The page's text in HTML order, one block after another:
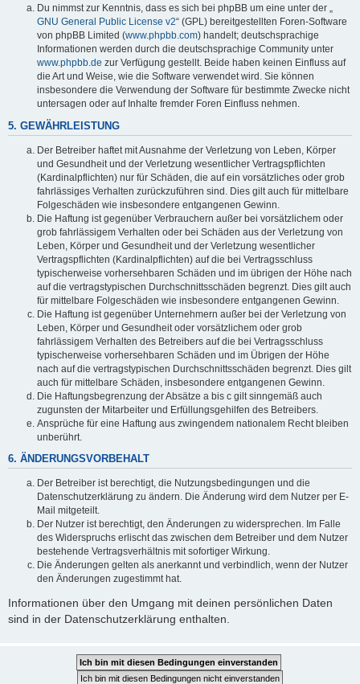
Du nimmst zur Kenntnis, dass es sich bei phpBB um eine unter der „
GNU General Public License v2“ (GPL) bereitgestellten Foren-Software
von phpBB Limited (www.phpbb.com) handelt; deutschsprachige
Informationen werden durch die deutschsprachige Community unter
www.phpbb.de zur Verfügung gestellt. Beide haben keinen Einfluss auf
die Art und Weise, wie die Software verwendet wird. Sie können
insbesondere die Verwendung der Software für bestimmte Zwecke nicht
untersagen oder auf Inhalte fremder Foren Einfluss nehmen.
5. GEWÄHRLEISTUNG
Der Betreiber haftet mit Ausnahme der Verletzung von Leben, Körper
und Gesundheit und der Verletzung wesentlicher Vertragspflichten
(Kardinalpflichten) nur für Schäden, die auf ein vorsätzliches oder grob
fahrlässiges Verhalten zurückzuführen sind. Dies gilt auch für mittelbare
Folgeschäden wie insbesondere entgangenen Gewinn.
Die Haftung ist gegenüber Verbrauchern außer bei vorsätzlichem oder
grob fahrlässigem Verhalten oder bei Schäden aus der Verletzung von
Leben, Körper und Gesundheit und der Verletzung wesentlicher
Vertragspflichten (Kardinalpflichten) auf die bei Vertragsschluss
typischerweise vorhersehbaren Schäden und im übrigen der Höhe nach
auf die vertragstypischen Durchschnittsschäden begrenzt. Dies gilt auch
für mittelbare Folgeschäden wie insbesondere entgangenen Gewinn.
Die Haftung ist gegenüber Unternehmern außer bei der Verletzung von
Leben, Körper und Gesundheit oder vorsätzlichem oder grob
fahrlässigem Verhalten des Betreibers auf die bei Vertragsschluss
typischerweise vorhersehbaren Schäden und im Übrigen der Höhe
nach auf die vertragstypischen Durchschnittsschäden begrenzt. Dies gilt
auch für mittelbare Schäden, insbesondere entgangenen Gewinn.
Die Haftungsbegrenzung der Absätze a bis c gilt sinngemäß auch
zugunsten der Mitarbeiter und Erfüllungsgehilfen des Betreibers.
Ansprüche für eine Haftung aus zwingendem nationalem Recht bleiben
unberührt.
6. ÄNDERUNGSVORBEHALT
Der Betreiber ist berechtigt, die Nutzungsbedingungen und die
Datenschutzerklärung zu ändern. Die Änderung wird dem Nutzer per E-
Mail mitgeteilt.
Der Nutzer ist berechtigt, den Änderungen zu widersprechen. Im Falle
des Widerspruchs erlischt das zwischen dem Betreiber und dem Nutzer
bestehende Vertragsverhältnis mit sofortiger Wirkung.
Die Änderungen gelten als anerkannt und verbindlich, wenn der Nutzer
den Änderungen zugestimmt hat.
Informationen über den Umgang mit deinen persönlichen Daten
sind in der Datenschutzerklärung enthalten.